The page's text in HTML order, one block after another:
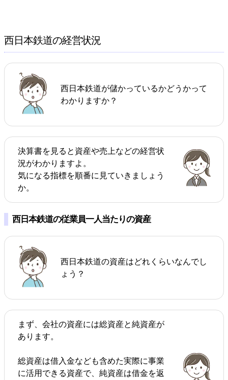
西日本鉄道の経営状況
西日本鉄道が儲かっているかどうかって
わかりますか？
決算書を見ると資産や売上などの経営状
況がわかりますよ。
気になる指標を順番に見ていきましょう
か。
西日本鉄道の従業員一人当たりの資産
西日本鉄道の資産はどれくらいなんでし
ょう？
まず、会社の資産には総資産と純資産が
あります。
総資産は借入金なども含めた実際に事業
に活用できる資産で、純資産は借金を返